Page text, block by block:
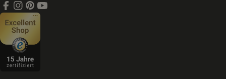
Facebook
Instagram
Pinterest
YouTube